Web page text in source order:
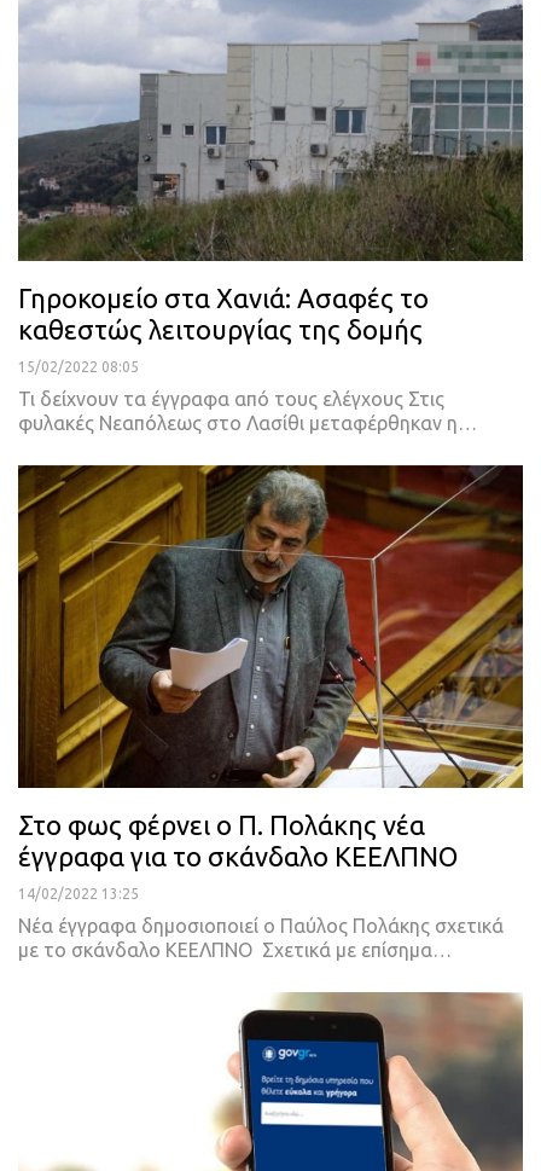
Γηροκομείο στα Χανιά: Ασαφές το
καθεστώς λειτουργίας της δομής
15/02/2022 08:05
Τι δείχνουν τα έγγραφα από τους ελέγχους Στις
φυλακές Νεαπόλεως στο Λασίθι μεταφέρθηκαν η
Στο φως φέρνει ο Π. Πολάκης νέα
έγγραφα για το σκάνδαλο ΚΕΕΛΠΝΟ
14/02/2022 13:25
Νέα έγγραφα δημοσιοποιεί ο Παύλος Πολάκης σχετικά
με το σκάνδαλο ΚΕΕΛΠΝΟ Σχετικά με επίσημα…